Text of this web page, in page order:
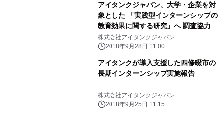
アイタンクジャパン、大学・企業を対
象とした 「実践型インターンシップの
教育効果に関する研究」へ 調査協力
株式会社アイタンクジャパン
2018年9月28日 11:00
アイタンクが導入支援した四條畷市の
長期インターンシップ実施報告
株式会社アイタンクジャパン
2018年9月25日 11:15